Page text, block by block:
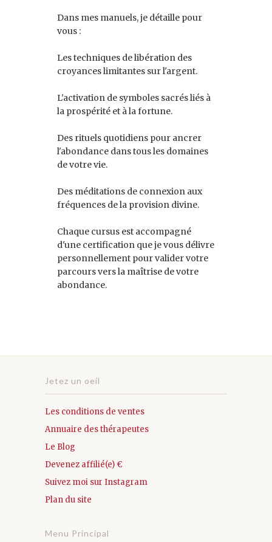
Dans mes manuels, je détaille pour
vous :
Les techniques de libération des
croyances limitantes sur l'argent.
L'activation de symboles sacrés liés à
la prospérité et à la fortune.
Des rituels quotidiens pour ancrer
l'abondance dans tous les domaines
de votre vie.
Des méditations de connexion aux
fréquences de la provision divine.
Chaque cursus est accompagné
d'une certification que je vous délivre
personnellement pour valider votre
parcours vers la maîtrise de votre
abondance.
Jetez un oeil
Les conditions de ventes
Annuaire des thérapeutes
Le Blog
Devenez affilié(e) €
Suivez moi sur Instagram
Plan du site
Menu Principal